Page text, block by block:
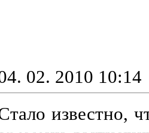
02. 2010 10:14
известно,